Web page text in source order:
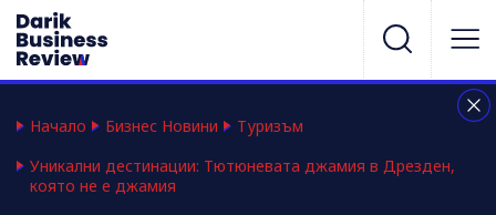
Начало Бизнес Новини
Туризъм
Уникални дестинации: Тютюневата джамия в Дрезден,
която не е джамия